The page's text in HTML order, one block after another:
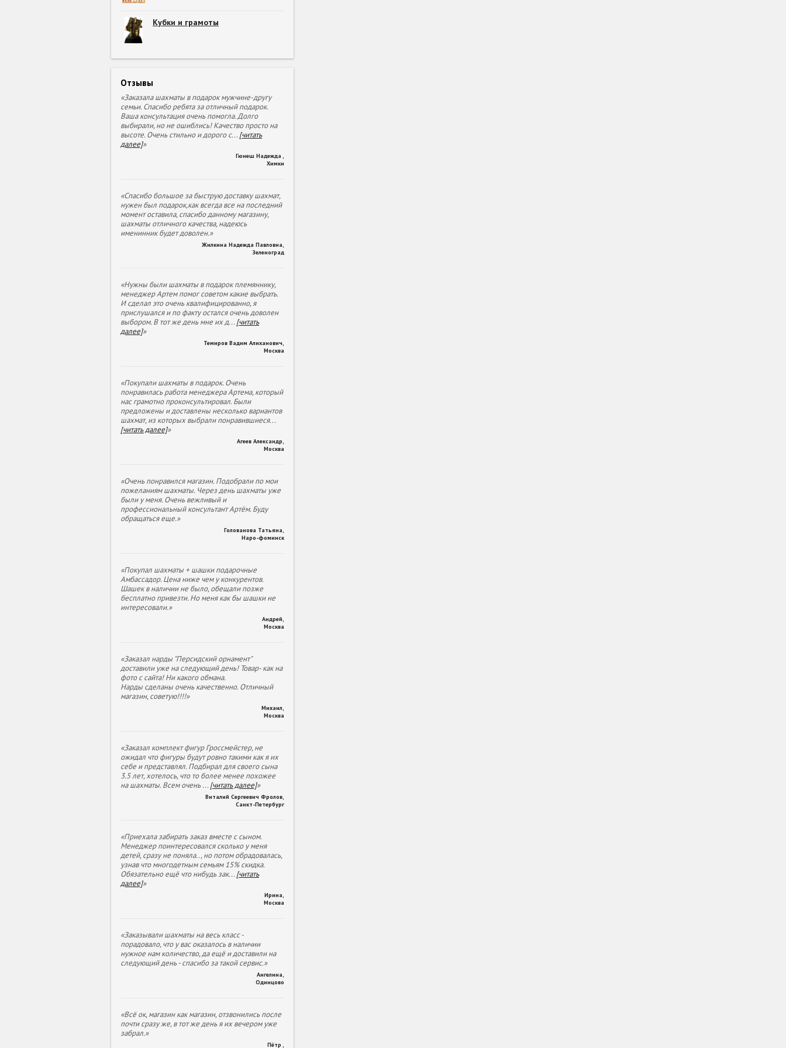
Кубки и грамоты
Отзывы
«Заказала шахматы в подарок мужчине-другу
семьи. Спасибо ребята за отличный подарок.
Ваша консультация очень помогла. Долго
выбирали, но не ошиблись! Качество просто на
высоте. Очень стильно и дорого с...[читать
далее]»
Гюнеш Надежда
Химки
«Спасибо большое за быструю доставку шахмат,
нужен был подарок,как всегда все на последний
момент оставила, спасибо данному магазину,
шахматы отличного качества, надеюсь
именинник будет доволен.»
Жилкина Надежда Павловна
Зеленоград
«Нужны были шахматы в подарок племяннику,
менеджер Артем помог советом какие выбрать.
И сделал это очень квалифицированно, я
прислушался и по факту остался очень доволен
выбором. В тот же день мне их д...[читать
далее]»
Темиров Вадим Алиханович
Москва
«Покупали шахматы в подарок. Очень
понравилась работа менеджера Артема, который
нас грамотно проконсультировал. Были
предложены и доставлены несколько вариантов
шахмат, из которых выбрали понравившиеся...
[читать далее]»
Агеев Александр
Москва
«Очень понравился магазин. Подобрали по мои
пожеланиям шахматы. Через день шахматы уже
были у меня. Очень вежливый и
профессиональный консультант Артём. Буду
обращаться еще.»
Голованова Татьяна
Наро-фоминск
«Покупал шахматы + шашки подарочные
Амбассадор. Цена ниже чем у конкурентов.
Шашек в наличии не было, обещали позже
бесплатно привезти. Но меня как бы шашки не
интересовали.»
Андрей
Москва
«Заказал нарды "Персидский орнамент"
доставили уже на следующий день! Товар- как на
фото с сайта! Ни какого обмана.
Нарды сделаны очень качественно. Отличный
магазин, советую!!!!»
Михаил
Москва
«Заказал комплект фигур Гроссмейстер, не
ожидал что фигуры будут ровно такими как я их
себе и представлял. Подбирал для своего сына
3.5 лет, хотелось, что то более менее похожее
на шахматы. Всем очень...[читать далее]»
Виталий Сергеевич Фролов
Санкт-Петербург
«Приехала забирать заказ вместе с сыном.
Менеджер поинтересовался сколько у меня
детей, сразу не поняла.., но потом обрадовалась,
узнав что многодетным семьям 15% скидка.
Обязательно ещё что нибудь зак...[читать
далее]»
Ирина
Москва
«Заказывали шахматы на весь класс -
порадовало, что у вас оказалось в наличии
нужное нам количество, да ещё и доставили на
следующий день - спасибо за такой сервис.»
Ангелина
Одинцово
«Всё ок, магазин как магазин, отзвонились после
почти сразу же, в тот же день я их вечером уже
забрал.»
Пётр